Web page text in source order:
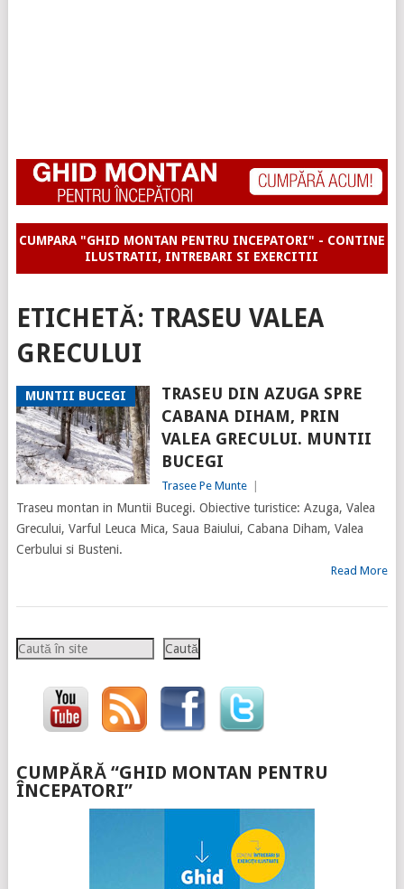
CUMPARA "GHID MONTAN PENTRU INCEPATORI" - CONTINE
ILUSTRATII, INTREBARI SI EXERCITII
ETICHETĂ: TRASEU VALEA
GRECULUI
MUNTII BUCEGI
TRASEU DIN AZUGA SPRE
CABANA DIHAM, PRIN
VALEA GRECULUI. MUNTII
BUCEGI
Trasee Pe Munte
Traseu montan in Muntii Bucegi. Obiective turistice: Azuga, Valea
Grecului, Varful Leuca Mica, Saua Baiului, Cabana Diham, Valea
Cerbului si Busteni.
Read More
Caută Caută
CUMPĂRĂ “GHID MONTAN PENTRU
ÎNCEPATORI”